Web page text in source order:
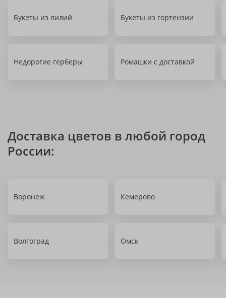
Букеты из лилий Букеты из гортензии
Недорогие герберы Ромашки с доставкой
Доставка цветов в любой город
России:
Воронеж Кемерово
Волгоград Омск